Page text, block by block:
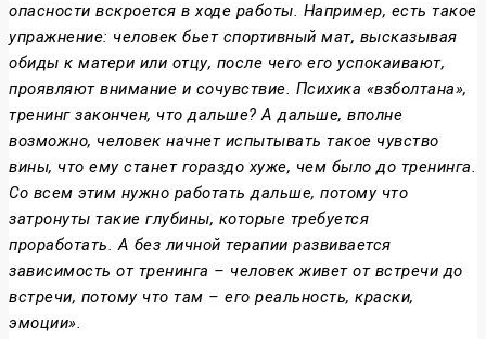
опасности вскроется в ходе работы. Например, есть такое
упражнение: человек бьет спортивный мат, высказывая
обиды к матери или отцу, после чего его успокаивают,
проявляют внимание и сочувствие. Психика «взболтана»,
тренинг закончен, что дальше? А дальше, вполне
возможно, человек начнет испытывать такое чувство
вины, что ему станет гораздо хуже, чем было до тренинга.
Со всем этим нужно работать дальше, потому что
затронуты такие глубины, которые требуется
проработать. А без личной терапии развивается
зависимость от тренинга – человек живет от встречи до
встречи, потому что там – его реальность, краски,
эмоции».